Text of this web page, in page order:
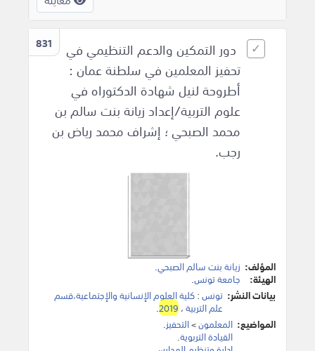
831
دور التمكين والدعم التنظيمي في
تحفيز المعلمين في سلطنة عمان :
أطروحة لنيل شهادة الدكتوراه في
علوم التربية/إعداد زيانة بنت سالم بن
محمد الصبحي ؛ إشراف محمد رياض بن
رجب.
المؤلف: زيانة بنت سالم الصبحي.
الهيئة: جامعة تونس.
بيانات النشر: تونس:كلية العلوم الإنسانية والإجتماعية،قسم
علم التربية،2019
.
المواضيع: المعلمون>التحفيز.
القيادة التربوية.